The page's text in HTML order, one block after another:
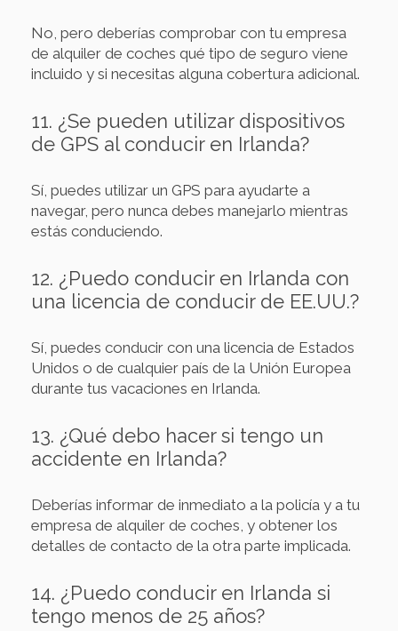
No, pero deberías comprobar con tu empresa
de alquiler de coches qué tipo de seguro viene
incluido y si necesitas alguna cobertura adicional.
11. ¿Se pueden utilizar dispositivos
de GPS al conducir en Irlanda?
Sí, puedes utilizar un GPS para ayudarte a
navegar, pero nunca debes manejarlo mientras
estás conduciendo.
12. ¿Puedo conducir en Irlanda con
una licencia de conducir de EE.UU.?
Sí, puedes conducir con una licencia de Estados
Unidos o de cualquier país de la Unión Europea
durante tus vacaciones en Irlanda.
13. ¿Qué debo hacer si tengo un
accidente en Irlanda?
Deberías informar de inmediato a la policía y a tu
empresa de alquiler de coches, y obtener los
detalles de contacto de la otra parte implicada.
14. ¿Puedo conducir en Irlanda si
tengo menos de 25 años?